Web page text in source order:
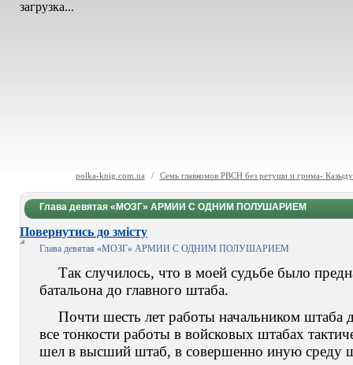
загрузка...
polka-knig.com.ua / Семь главкомов РВСН без ретуши и грима-
Глава девятая «МОЗГ» АРМИИ С ОДНИМ ПОЛУШАРИЕМ
Повернутись до змісту
Глава девятая «МОЗГ» АРМИИ С ОДНИМ ПОЛУШАРИЕМ
Так случилось, что в моей судьбе было
батальона до главного штаба.
Почти шесть лет работы начальником
все тонкости работы в войсковых штабах
шел в высший штаб, в совершенно иную среду